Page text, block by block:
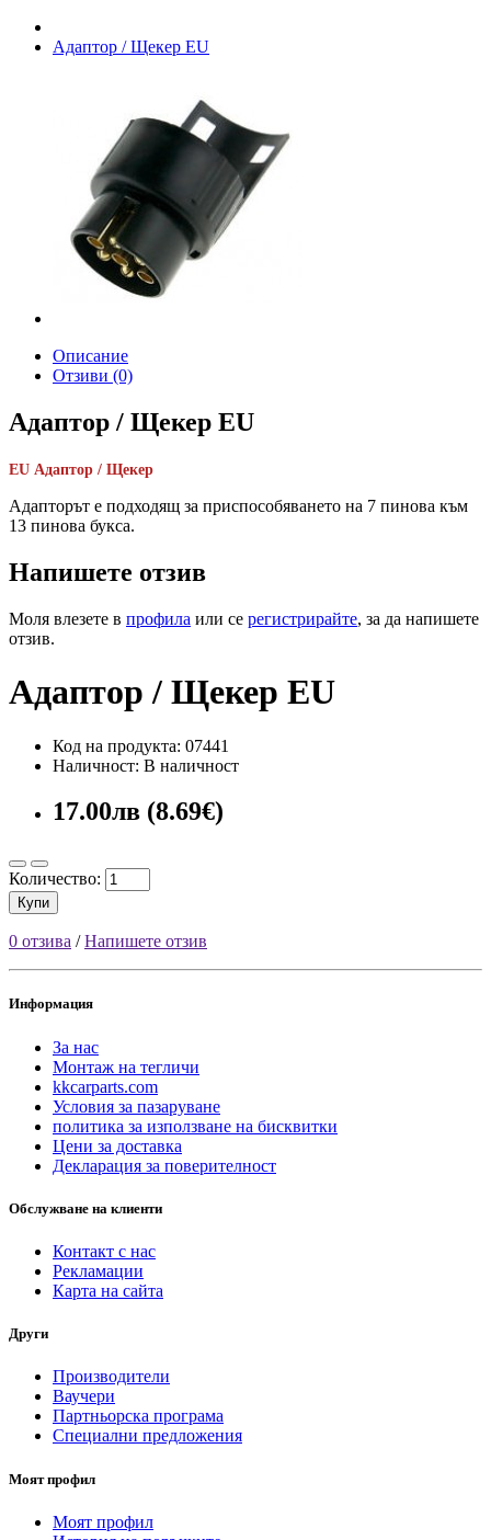
Адаптор / Щекер EU
Описание
Отзиви (0)
Адаптор / Щекер EU
EU Адаптор / Щекер
Адапторът е подходящ за приспособяването на 7 пинова към
13 пинова букса.
Напишете отзив
Моля влезете в профила или се регистрирайте, за да напишете
отзив.
Адаптор / Щекер EU
Код на продукта: 07441
Наличност: В наличност
17.00лв (8.69€)
Количество:
Купи
0 отзива /Напишете отзив
Информация
За нас
Монтаж на тегличи
kkcarparts.com
Условия за пазаруване
политика за използване на бисквитки
Цени за доставка
Декларация за поверителност
Обслужване на клиенти
Контакт с нас
Рекламации
Карта на сайта
Други
Производители
Ваучери
Партньорска програма
Специални предложения
Моят профил
Моят профил